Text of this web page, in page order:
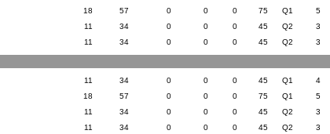
18 57 0 0 0 75 Q1 5
11 34 0 0 0 45 Q2 3
11 34 0 0 0 45 Q2 3
11 34 0 0 0 45 Q1 4
18 57 0 0 0 75 Q1 5
11 34 0 0 0 45 Q2 3
11 34 0 0 0 45 Q2 3